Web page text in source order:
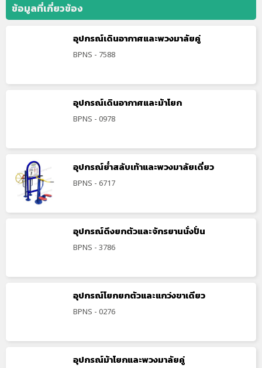
ข้อมูลที่เกี่ยวข้อง
อุปกรณ์เดินอากาศและพวงมาลัยคู่
BPNS - 7588
อุปกรณ์เดินอากาศและม้าโยก
BPNS - 0978
อุปกรณ์ย่ำสลับเท้าและพวงมาลัยเดี่ยว
BPNS - 6717
อุปกรณ์ดึงยกตัวและจักรยานนั่งปั่น
BPNS - 3786
อุปกรณ์โยกยกตัวและแกว่งขาเดียว
BPNS - 0276
อุปกรณ์ม้าโยกและพวงมาลัยคู่